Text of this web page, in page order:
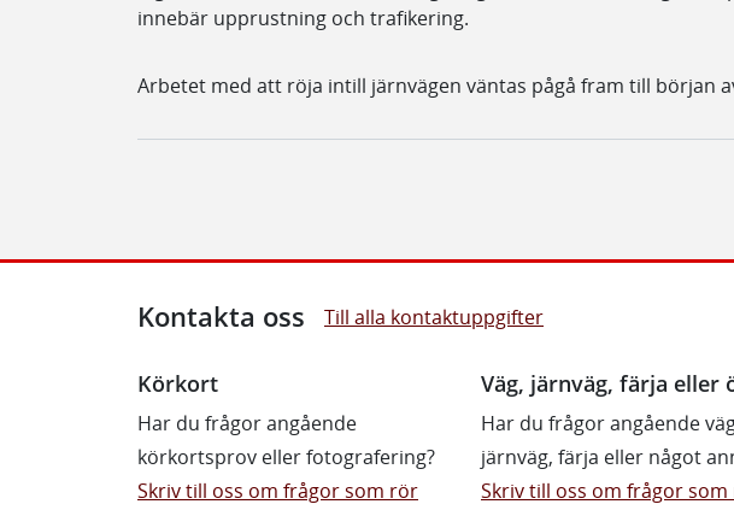
innebär upprustning och trafikering.
Arbetet med att röja intill järnvägen väntas pågå fram till början
Kontakta oss Till alla kontaktuppgifter
Körkort
Har du frågor angående
körkortsprov eller fotografering?
Skriv till oss om frågor som rör
Väg, järnväg, färja eller
Har du frågor angående
järnväg, färja eller något
Skriv till oss om frågor